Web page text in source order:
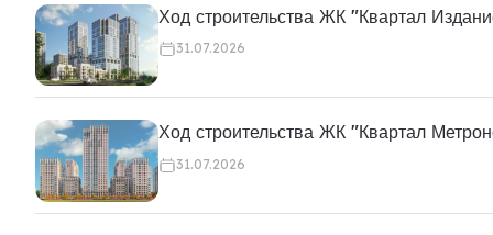
Ход строительства ЖК "Квартал
31.07.2026
Ход строительства ЖК "Квартал
31.07.2026